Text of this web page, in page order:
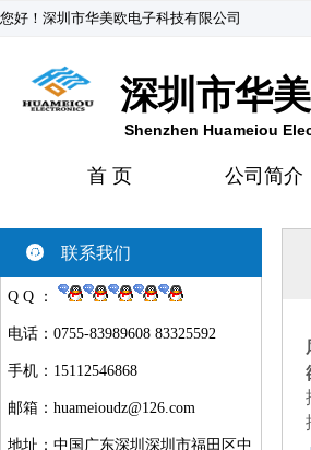
您好！深圳市华美欧电子科技有限公司
深圳市华
Shenzhen Huameiou
首 页 公司简介
联系我们
Q Q ：
电话：0755-83989608 83325592
手机：15112546868
邮箱： huameioudz@126.com
地址：中国广东深圳深圳市福田区中